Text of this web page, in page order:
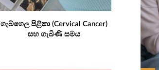
ගැබ්ගෙල පිළිකා (Cervical Cancer)
සහ ගැබිණි සමය